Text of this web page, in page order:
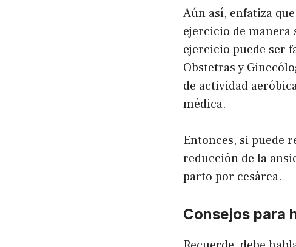
Aún así, enfatiza
ejercicio de manera
ejercicio puede ser
Obstetras y
de actividad
médica.
Entonces, si puede
reducción de la
parto por cesárea.
Consejos para